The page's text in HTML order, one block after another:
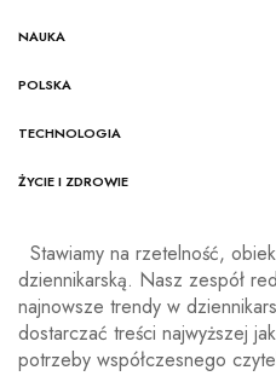
NAUKA
POLSKA
TECHNOLOGIA
ŻYCIE I ZDROWIE
Stawiamy na rzetelność,
dziennikarską. Nasz zespół
najnowsze trendy w
dostarczać treści najwyższej
potrzeby współczesnego